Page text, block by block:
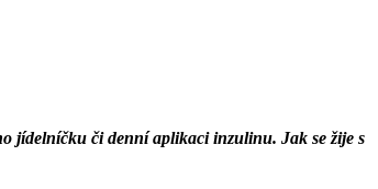
jídelníčku či denní aplikaci inzulinu. Jak se žije s